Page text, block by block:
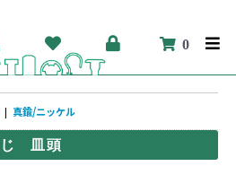
0
| 真鍮/ニッケル
じ 皿頭